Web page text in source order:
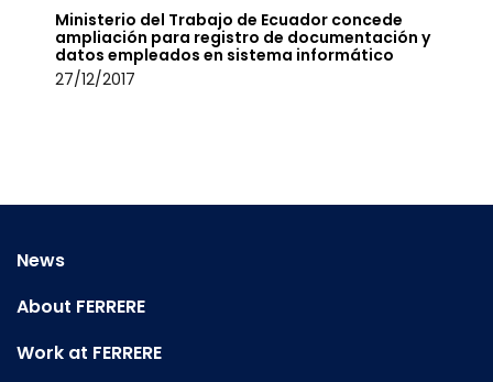
Ministerio del Trabajo de Ecuador concede
ampliación para registro de documentación y
datos empleados en sistema informático
27/12/2017
News
About FERRERE
Work at FERRERE